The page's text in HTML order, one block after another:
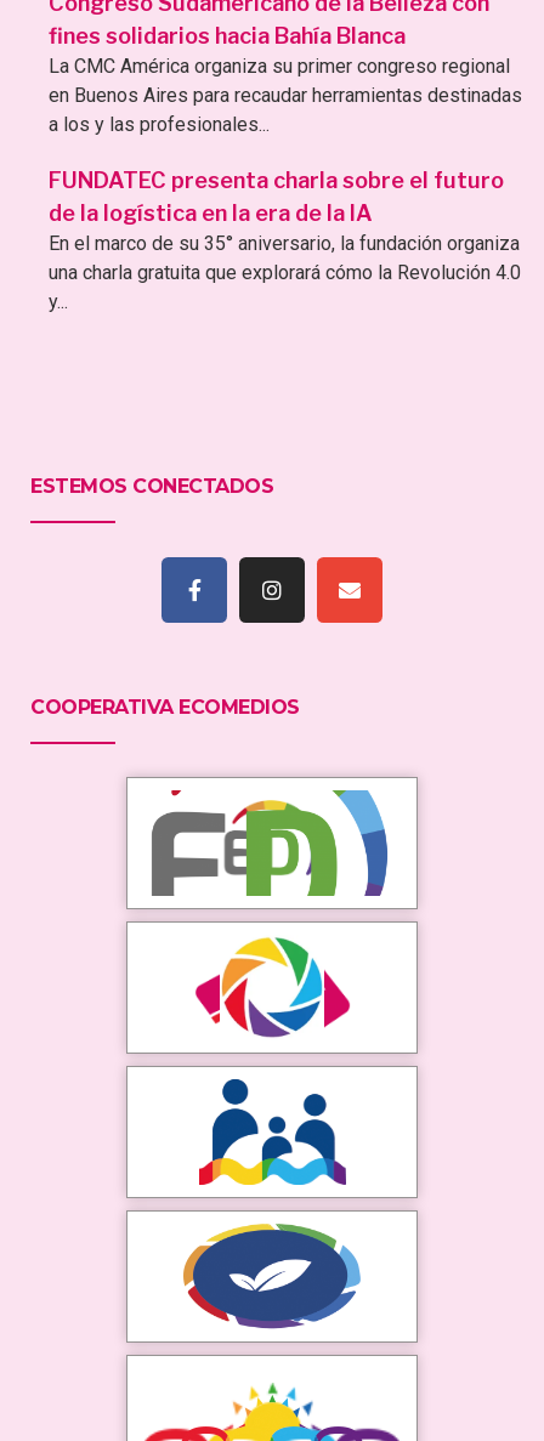
fines solidarios hacia Bahía Blanca
La CMC América organiza su primer congreso regional
en Buenos Aires para recaudar herramientas destinadas
a los y las profesionales...
FUNDATEC presenta charla sobre el futuro
de la logística en la era de la IA
En el marco de su 35° aniversario, la fundación organiza
una charla gratuita que explorará cómo la Revolución 4.0
y...
ESTEMOS CONECTADOS
COOPERATIVA ECOMEDIOS